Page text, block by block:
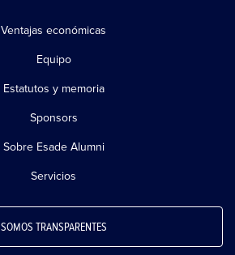
Ventajas económicas
Equipo
Estatutos y memoria
Sponsors
Sobre Esade Alumni
Servicios
SOMOS TRANSPARENTES